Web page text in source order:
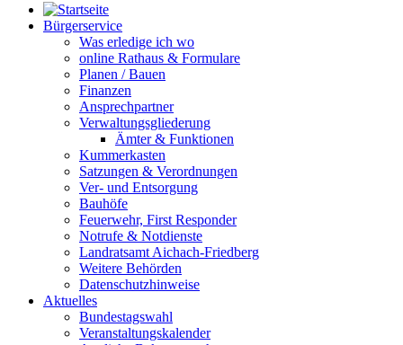
Bürgerservice
Was erledige ich wo
online Rathaus & Formulare
Planen / Bauen
Finanzen
Ansprechpartner
Verwaltungsgliederung
Ämter & Funktionen
Kummerkasten
Satzungen & Verordnungen
Ver- und Entsorgung
Bauhöfe
Feuerwehr, First Responder
Notrufe & Notdienste
Landratsamt Aichach-Friedberg
Weitere Behörden
Datenschutzhinweise
Aktuelles
Bundestagswahl
Veranstaltungskalender